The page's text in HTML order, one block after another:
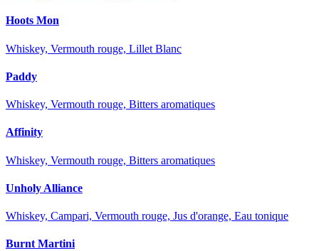
Hoots Mon
Whiskey, Vermouth rouge, Lillet Blanc
Paddy
Whiskey, Vermouth rouge, Bitters aromatiques
Affinity
Whiskey, Vermouth rouge, Bitters aromatiques
Unholy Alliance
Whiskey, Campari, Vermouth rouge, Jus d'orange, Eau tonique
Burnt Martini